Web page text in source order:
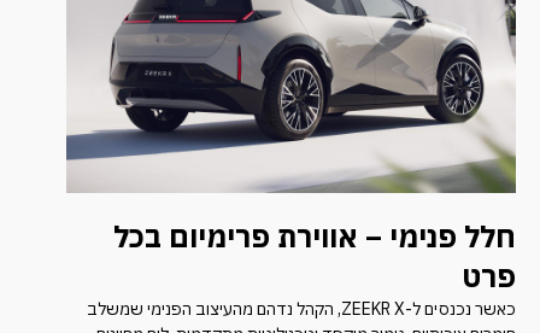
חלל פנימי – אווירת פרימיום בכל
פרט
כאשר נכנסים ל-ZEEKR X, הקהל נדהם מהעיצוב הפנימי שמשלב